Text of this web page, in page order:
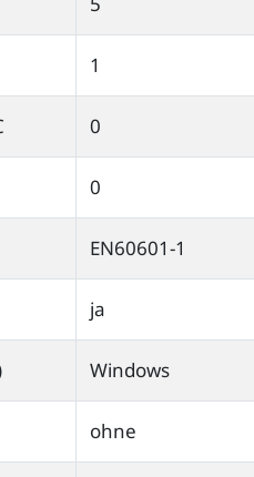
1
0
0
EN60601-1
ja
Windows
ohne